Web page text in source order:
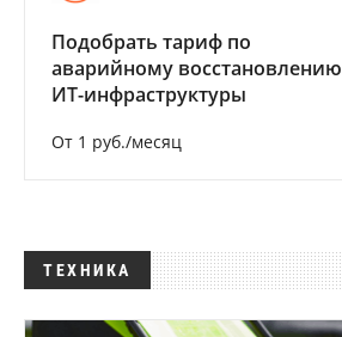
Подобрать тариф по
аварийному восстановлению
ИТ-инфраструктуры
От 1 руб./месяц
ТЕХНИКА